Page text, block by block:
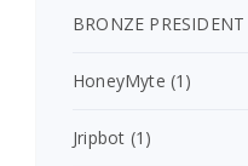
BRONZE PRESIDENT
HoneyMyte (1)
Jripbot (1)